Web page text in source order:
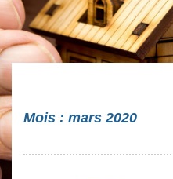
Mois : mars 2020